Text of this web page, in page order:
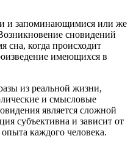
и запоминающимися или же
сновидений
сна, когда происходит
имеющихся в
из реальной жизни,
и смысловые
является сложной
субъективна и зависит от
каждого человека.